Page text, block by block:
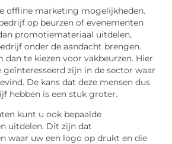
offline marketing mogelijkheden.
op beurzen of evenementen
promotiemateriaal uitdelen,
onder de aandacht brengen.
dan te kiezen voor vakbeurzen. Hier
geïnteresseerd zijn in de sector waar
De kans dat deze mensen dus
hebben is een stuk groter.
kunt u ook bepaalde
uitdelen. Dit zijn dat
waar uw een logo op drukt en die